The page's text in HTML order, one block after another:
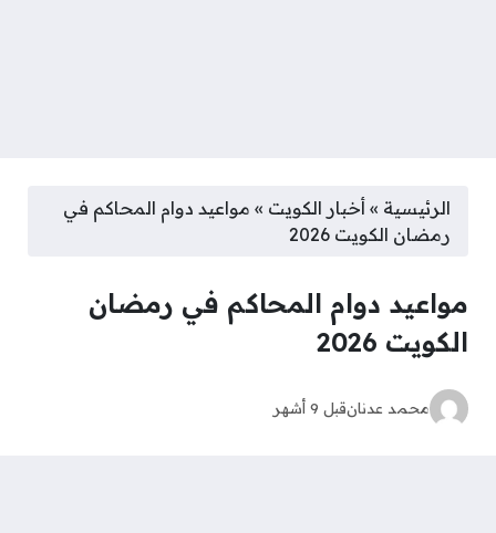
الرئيسية » أخبار الكويت » مواعيد دوام المحاكم في
رمضان الكويت 2026
مواعيد دوام المحاكم في رمضان
الكويت 2026
محمد عدنانقبل 9 أشهر